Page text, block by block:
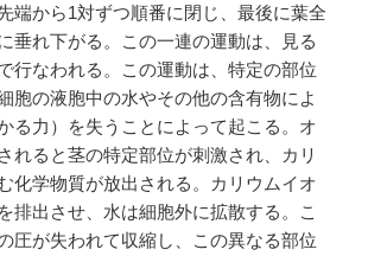
端から1対ずつ順番に閉じ、最後に葉全
垂れ下がる。この一連の運動は、見る
行なわれる。この運動は、特定の部位
細胞の液胞中の水やその他の含有物によ
る力）を失うことによって起こる。オ
れると茎の特定部位が刺激され、カリ
化学物質が放出される。カリウムイオ
排出させ、水は細胞外に拡散する。こ
圧が失われて収縮し、この異なる部位